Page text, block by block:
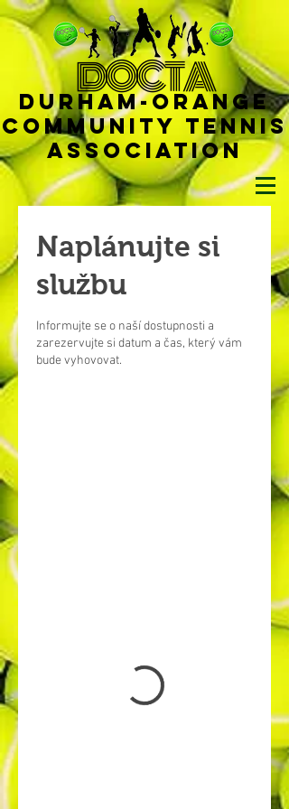
DOCTA
Durham-Orange
Community Tennis
Association
Naplánujte si
službu
Informujte se o naší dostupnosti a
zarezervujte si datum a čas, který vám
bude vyhovovat.